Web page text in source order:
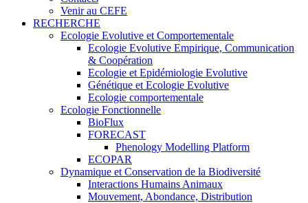
Venir au CEFE
RECHERCHE
Ecologie Evolutive et Comportementale
Ecologie Evolutive Empirique, Communication
& Coopération
Ecologie et Epidémiologie Evolutive
Génétique et Ecologie Evolutive
Ecologie comportementale
Ecologie Fonctionnelle
BioFlux
FORECAST
Phenology Modelling Platform
ECOPAR
Dynamique et Conservation de la Biodiversité
Interactions Humains Animaux
Mouvement, Abondance, Distribution